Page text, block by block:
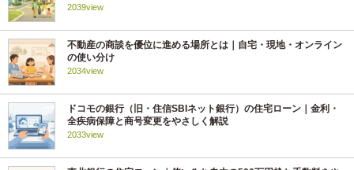
2039view
不動産の商談を優位に進める場所とは｜自宅・現地・オンライン
の使い分け
2034view
ドコモの銀行（旧・住信SBIネット銀行）の住宅ローン｜金利・
全疾病保障と商号変更をやさしく解説
2033view